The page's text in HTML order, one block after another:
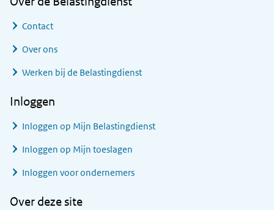
Contact
Over ons
Werken bij de Belastingdienst
Inloggen
Inloggen op Mijn Belastingdienst
Inloggen op Mijn toeslagen
Inloggen voor ondernemers
Over deze site